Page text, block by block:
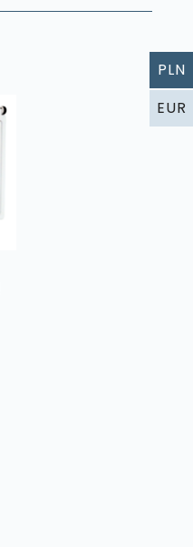
PLN
EUR